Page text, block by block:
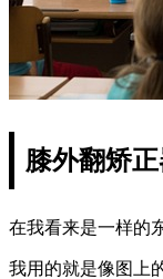
膝外翻矫
在我看来是一样的
我用的就是像图上